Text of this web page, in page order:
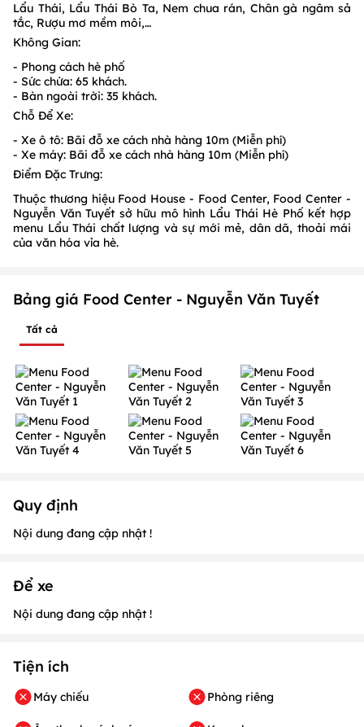
Lẩu Thái, Lẩu Thái Bò Ta, Nem chua rán, Chân gà ngâm sả
tắc, Rượu mơ mềm môi,…
Không Gian:
- Phong cách hè phố
- Sức chứa: 65 khách.
- Bàn ngoài trời: 35 khách.
Chỗ Để Xe:
- Xe ô tô: Bãi đỗ xe cách nhà hàng 10m (Miễn phí)
- Xe máy: Bãi đỗ xe cách nhà hàng 10m (Miễn phí)
Điểm Đặc Trưng:
Thuộc thương hiệu Food House - Food Center, Food Center -
Nguyễn Văn Tuyết sở hữu mô hình Lẩu Thái Hè Phố kết hợp
menu Lẩu Thái chất lượng và sự mới mẻ, dân dã, thoải mái
của văn hóa vỉa hè.
Bảng giá Food Center - Nguyễn Văn Tuyết
Tất cả
Quy định
Nội dung đang cập nhật !
Để xe
Nội dung đang cập nhật !
Tiện ích
Máy chiếu Phòng riêng